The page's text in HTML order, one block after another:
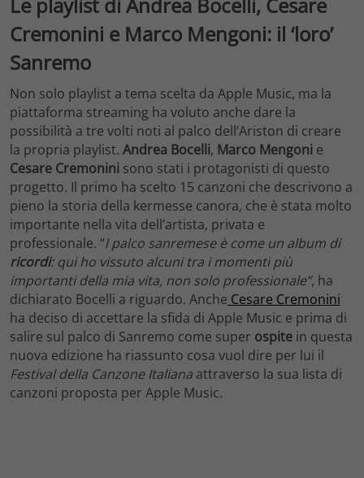
Cremonini e Marco Mengoni: il ‘loro’
Sanremo
Non solo playlist a tema scelta da Apple Music, ma la
piattaforma streaming ha voluto anche dare la
possibilità a tre volti noti al palco dell’Ariston di creare
la propria playlist. Andrea Bocelli, Marco Mengoni e
Cesare Cremonini sono stati i protagonisti di questo
progetto. Il primo ha scelto 15 canzoni che descrivono a
pieno la storia della kermesse canora, che è stata molto
importante nella vita dell’artista, privata e
professionale. “l palco sanremese è come un album di
ricordi: qui ho vissuto alcuni tra i momenti più
importanti della mia vita, non solo professionale”, ha
dichiarato Bocelli a riguardo. Anche Cesare Cremonini
ha deciso di accettare la sfida di Apple Music e prima di
salire sul palco di Sanremo come super ospite in questa
nuova edizione ha riassunto cosa vuol dire per lui il
Festival della Canzone Italiana attraverso la sua lista di
canzoni proposta per Apple Music.